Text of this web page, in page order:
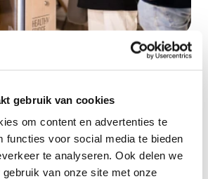
gebruik van cookies
om content en advertenties te
functies voor social media te bieden
te analyseren. Ook delen we
van onze site met onze
niet voor publicatie
beeldmateriaal en/of aanvragen van
performance meets